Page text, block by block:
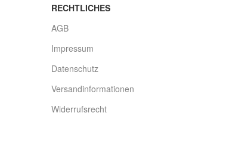
RECHTLICHES
AGB
Impressum
Datenschutz
Versandinformationen
Widerrufsrecht